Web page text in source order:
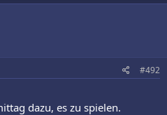
#492
dazu, es zu spielen.